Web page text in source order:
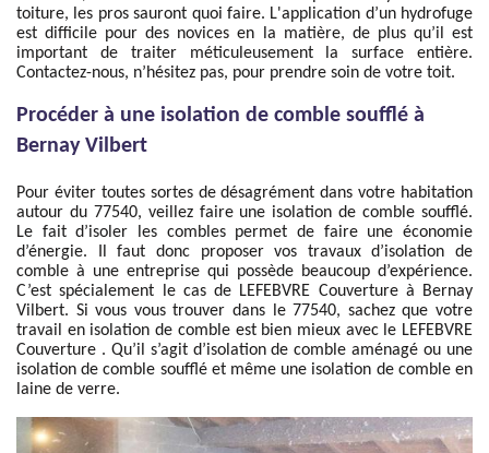
toiture, les pros sauront quoi faire. L'application d’un hydrofuge
est difficile pour des novices en la matière, de plus qu’il est
important de traiter méticuleusement la surface entière.
Contactez-nous, n’hésitez pas, pour prendre soin de votre toit.
Procéder à une isolation de comble soufflé à
Bernay Vilbert
Pour éviter toutes sortes de désagrément dans votre habitation
autour du 77540, veillez faire une isolation de comble soufflé.
Le fait d’isoler les combles permet de faire une économie
d’énergie. Il faut donc proposer vos travaux d’isolation de
comble à une entreprise qui possède beaucoup d’expérience.
C’est spécialement le cas de LEFEBVRE Couverture à Bernay
Vilbert. Si vous vous trouver dans le 77540, sachez que votre
travail en isolation de comble est bien mieux avec le LEFEBVRE
Couverture . Qu’il s’agit d’isolation de comble aménagé ou une
isolation de comble soufflé et même une isolation de comble en
laine de verre.